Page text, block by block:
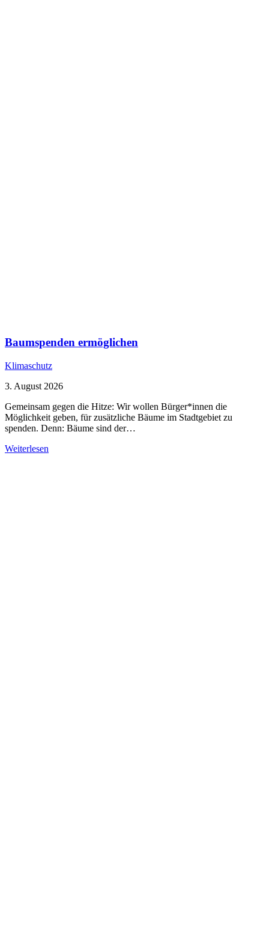
Baumspenden ermöglichen
Klimaschutz
3. August 2026
Gemeinsam gegen die Hitze: Wir wollen Bürger*innen die
Möglichkeit geben, für zusätzliche Bäume im Stadtgebiet zu
spenden. Denn: Bäume sind der…
Weiterlesen